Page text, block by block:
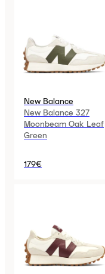
New Balance
New Balance 327
Moonbeam Oak Leaf
Green
179€